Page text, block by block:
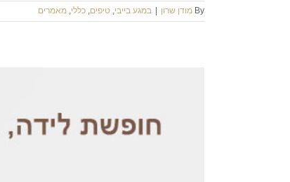
By מודן שרון במגע בייבי, טיפים, כללי, מאמרים